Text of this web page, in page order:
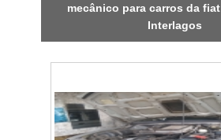
mecânico para carros da
Interlagos